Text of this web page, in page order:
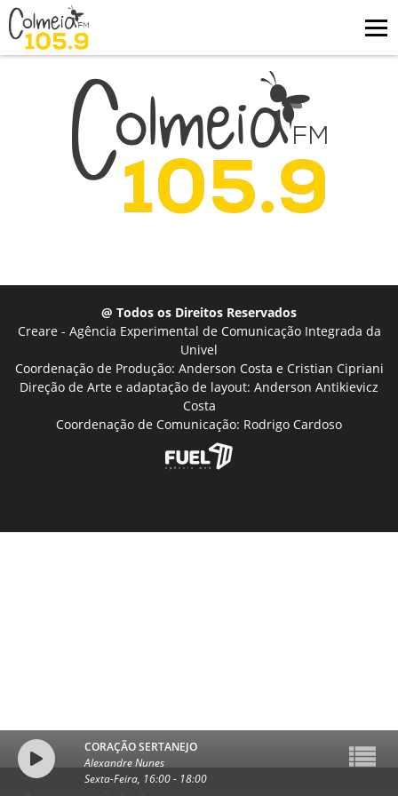
CORAÇÃO SERTANEJO
Alexandre Nunes
Sexta-Feira, 16:00- 18:00
@ Todos os Direitos Reservados
Creare - Agência Experimental de Comunicação Integrada da
Univel
Coordenação de Produção: Anderson Costa e Cristian Cipriani
Direção de Arte e adaptação de layout: Anderson Antikievicz
Costa
Coordenação de Comunicação: Rodrigo Cardoso